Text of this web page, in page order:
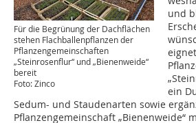
Für die Begrünung der Dachflächen
stehen Flachballenpflanzen der
Pflanzengemeinschaften
„Steinrosenflur“ und „Bienenweide“
bereit
Foto: Zinco
und
ein
Sedum- und Staudenarten sowie
Pflanzengemeinschaft „Bienenweide“